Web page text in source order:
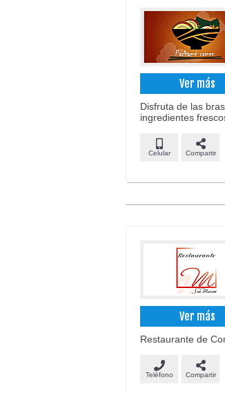
Ver más
Disfruta de las
ingredientes
Celular Compartir
Ver más
Restaurante de
Teléfono Compartir